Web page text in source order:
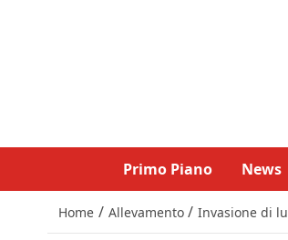
Primo Piano News
Home / Allevamento / Invasione di